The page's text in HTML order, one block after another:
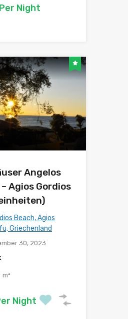
Night
Angelos
Agios Gordios
Beach, Agios
Griechenland
30, 2023
m²
Night